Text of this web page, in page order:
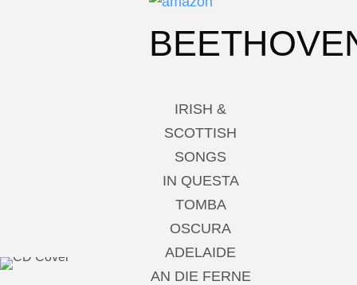
IRISH &
SCOTTISH
SONGS
IN QUESTA
TOMBA
OSCURA
ADELAIDE
AN DIE FERNE